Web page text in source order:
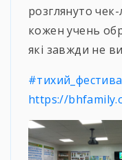
розглянуто чек-
кожен учень
які завжди не
https://